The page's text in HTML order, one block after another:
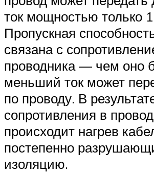
ток мощностью только
Пропускная
связана с
проводника — чем оно
меньший ток может
по проводу. В
сопротивления в
происходит нагрев
постепенно
изоляцию.